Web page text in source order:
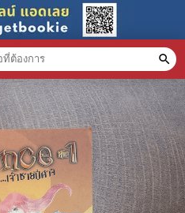
search
สินค้า clear
น